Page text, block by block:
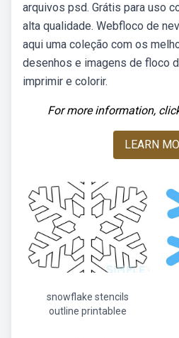
arquivos psd. Grátis para uso
alta qualidade. Webfloco de
aqui uma coleção com os
desenhos e imagens de floco
imprimir e colorir.
For more information,
LEARN
snowflake stencils
outline printablee